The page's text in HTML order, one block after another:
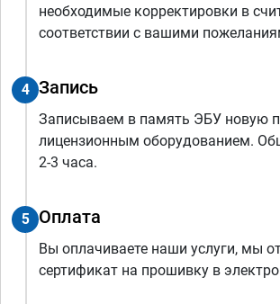
необходимые корректировки в
соответствии с вашими
4 Запись
Записываем в память ЭБУ новую
лицензионным оборудованием.
2-3 часа.
5 Оплата
Вы оплачиваете наши услуги, мы
сертификат на прошивку в